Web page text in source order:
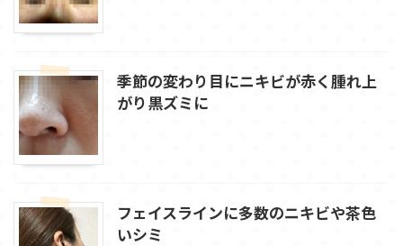
季節の変わり目にニキビが赤く腫れ上
がり黒ズミに
フェイスラインに多数のニキビや茶色
いシミ